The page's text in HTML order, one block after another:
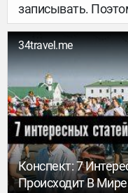
записывать.
несколько
о культуре,
которыми и сами с
34travel.me
Конспект: 7
Происходит В Мире